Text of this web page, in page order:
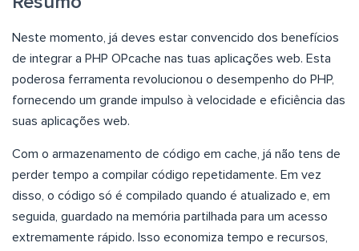
Neste momento, já deves estar convencido dos benefícios
de integrar a PHP OPcache nas tuas aplicações web. Esta
poderosa ferramenta revolucionou o desempenho do PHP,
fornecendo um grande impulso à velocidade e eficiência das
suas aplicações web.
Com o armazenamento de código em cache, já não tens de
perder tempo a compilar código repetidamente. Em vez
disso, o código só é compilado quando é atualizado e, em
seguida, guardado na memória partilhada para um acesso
extremamente rápido. Isso economiza tempo e recursos,